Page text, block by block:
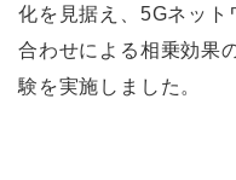
化を見据え、5Gネッ
合わせによる相乗効果
験を実施しました。